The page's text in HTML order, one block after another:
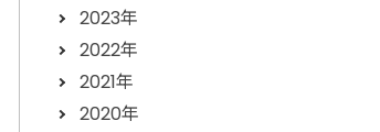
2023年
2022年
2021年
2020年